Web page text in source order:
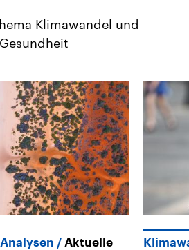
Klimawandel und
Gesundheit
Aktuelle